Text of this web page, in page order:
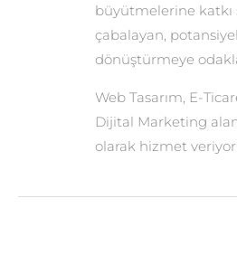
büyütmelerine katkı
çabalayan,
dönüştürmeye
Web Tasarım, E-
Dijital Marketing
olarak hizmet